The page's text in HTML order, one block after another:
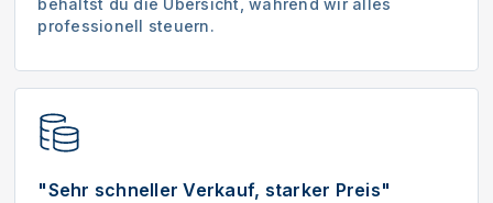
professionell steuern.
"Sehr schneller Verkauf, starker Preis"